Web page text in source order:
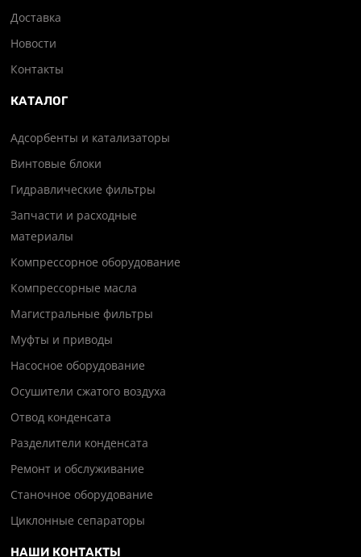
Доставка
Новости
Контакты
КАТАЛОГ
Адсорбенты и катализаторы
Винтовые блоки
Гидравлические фильтры
Запчасти и расходные
материалы
Компрессорное оборудование
Компрессорные масла
Магистральные фильтры
Муфты и приводы
Насосное оборудование
Осушители сжатого воздуха
Отвод конденсата
Разделители конденсата
Ремонт и обслуживание
Станочное оборудование
Циклонные сепараторы
НАШИ КОНТАКТЫ